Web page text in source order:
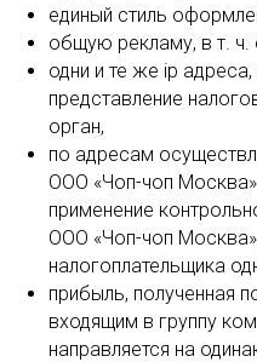
единый стиль
общую рекламу, в т. ч.
одни и те же ip
представление
орган,
по адресам
ООО «Чоп-чоп
применение
ООО «Чоп-чоп
налогоплательщика
прибыль, полученная
входящим в группу
направляется на